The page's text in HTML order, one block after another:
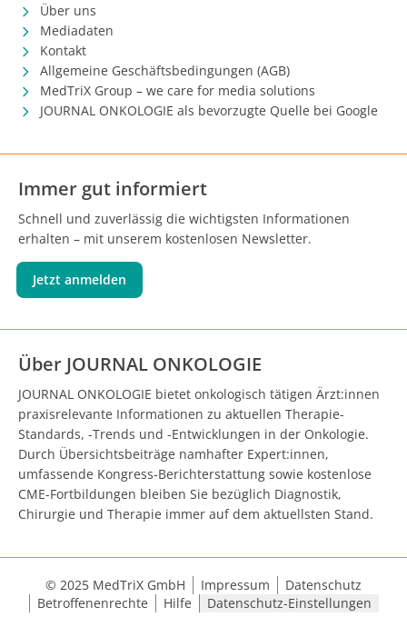
Über uns
Mediadaten
Kontakt
Allgemeine Geschäftsbedingungen (AGB)
MedTriX Group – we care for media solutions
JOURNAL ONKOLOGIE als bevorzugte Quelle bei Google
Immer gut informiert
Schnell und zuverlässig die wichtigsten Informationen
erhalten – mit unserem kostenlosen Newsletter.
Jetzt anmelden
Über JOURNAL ONKOLOGIE
JOURNAL ONKOLOGIE bietet onkologisch tätigen Ärzt:innen
praxisrelevante Informationen zu aktuellen Therapie-
Standards, -Trends und -Entwicklungen in der Onkologie.
Durch Übersichtsbeiträge namhafter Expert:innen,
umfassende Kongress-Berichterstattung sowie kostenlose
CME-Fortbildungen bleiben Sie bezüglich Diagnostik,
Chirurgie und Therapie immer auf dem aktuellsten Stand.
© 2025 MedTriX GmbH Impressum
Datenschutz
Betroffenenrechte
Hilfe Datenschutz-Einstellungen